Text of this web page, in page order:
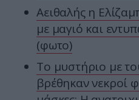
Αειθαλής η
με μαγιό και
(φωτο)
Το μυστήριο με
βρέθηκαν νεκροί